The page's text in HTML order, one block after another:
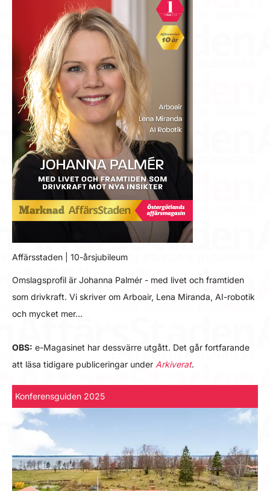
Affärsstaden | 10-årsjubileum
Omslagsprofil är Johanna Palmér - med livet och framtiden
som drivkraft. Vi skriver om Arboair, Lena Miranda, AI-robotik
och mycket mer…
OBS: e-Magasinet har dessvärre utgått. Det går fortfarande
att läsa tidigare publiceringar under Arkiverat.
Konferensguiden 2025